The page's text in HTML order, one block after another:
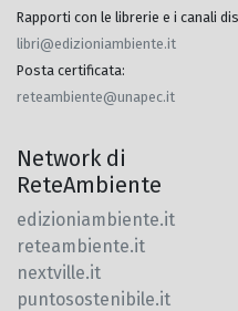
Rapporti con le librerie e i canali
libri@edizioniambiente.it
Posta certificata:
reteambiente@unapec.it
Network di
ReteAmbiente
edizioniambiente.it
reteambiente.it
nextville.it
puntosostenibile.it